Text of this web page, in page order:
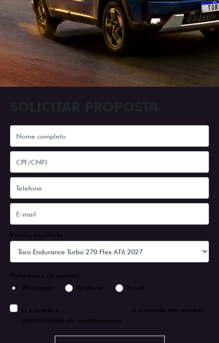
Versão escolhida
Preferência de contato:
Whatsapp
Telefone Email
Li e aceito a
e concordo em receber
comunicações da concessionária.